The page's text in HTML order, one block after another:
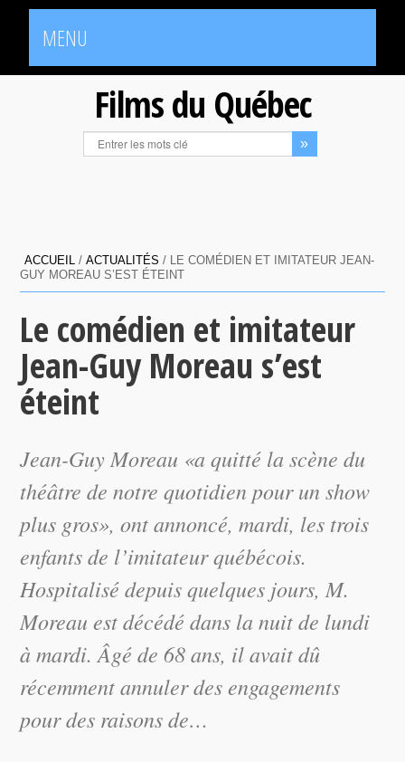
MENU
Films du Québec
ACCUEIL /ACTUALITÉS / LE COMÉDIEN ET IMITATEUR JEAN-
GUY MOREAU S’EST ÉTEINT
Le comédien et imitateur
Jean-Guy Moreau s’est
éteint
Jean-Guy Moreau «a quitté la scène du
théâtre de notre quotidien pour un show
plus gros», ont annoncé, mardi, les trois
enfants de l’imitateur québécois.
Hospitalisé depuis quelques jours, M.
Moreau est décédé dans la nuit de lundi
à mardi. Âgé de 68 ans, il avait dû
récemment annuler des engagements
pour des raisons de…